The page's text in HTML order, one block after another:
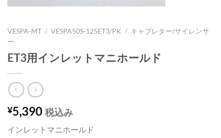
VESPA-MT / VESPA50S-125ET3/PK / キャブレター/サイレンサ
ー
ET3用インレットマニホールド
¥5,390 税込み
インレットマニホールド